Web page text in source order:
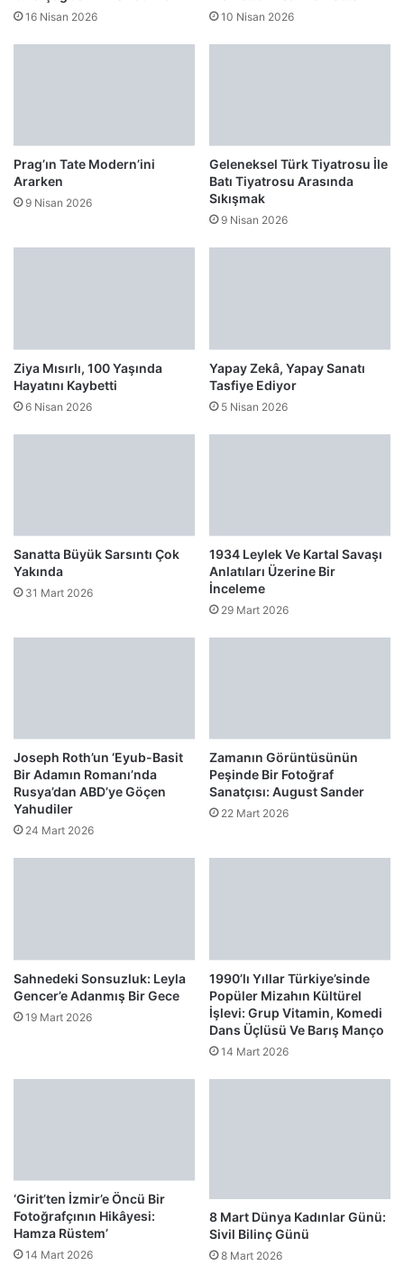
16 Nisan 2026 10 Nisan 2026
Prag’ın Tate Modern’ini
Ararken
9 Nisan 2026
Geleneksel Türk Tiyatrosu İle
Batı Tiyatrosu Arasında
Sıkışmak
9 Nisan 2026
Ziya Mısırlı, 100 Yaşında
Hayatını Kaybetti
6 Nisan 2026
Yapay Zekâ, Yapay Sanatı
Tasfiye Ediyor
5 Nisan 2026
Sanatta Büyük Sarsıntı Çok
Yakında
31 Mart 2026
1934 Leylek Ve Kartal Savaşı
Anlatıları Üzerine Bir
İnceleme
29 Mart 2026
Joseph Roth’un ‘Eyub-Basit
Bir Adamın Romanı’nda
Rusya’dan ABD’ye Göçen
Yahudiler
24 Mart 2026
Zamanın Görüntüsünün
Peşinde Bir Fotoğraf
Sanatçısı: August Sander
22 Mart 2026
Sahnedeki Sonsuzluk: Leyla
Gencer’e Adanmış Bir Gece
19 Mart 2026
1990’lı Yıllar Türkiye’sinde
Popüler Mizahın Kültürel
İşlevi: Grup Vitamin, Komedi
Dans Üçlüsü Ve Barış Manço
14 Mart 2026
‘Girit’ten İzmir’e Öncü Bir
Fotoğrafçının Hikâyesi:
Hamza Rüstem’
14 Mart 2026
8 Mart Dünya Kadınlar Günü:
Sivil Bilinç Günü
8 Mart 2026